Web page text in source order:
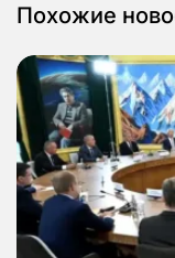
Похожие